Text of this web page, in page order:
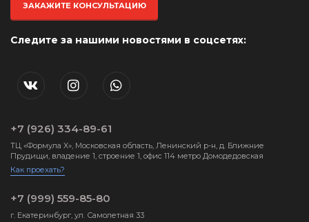
ЗАКАЖИТЕ КОНСУЛЬТАЦИЮ
Следите за нашими новостями в соцсетях:
+7 (926) 334-89-61
ТЦ «Формула X», Московская область, Ленинский р-н, д. Ближние
Прудищи, владение 1, строение 1, офис 114 метро Домодедовская
Как проехать?
+7 (999) 559-85-80
г. Екатеринбург, ул. Самолетная 33